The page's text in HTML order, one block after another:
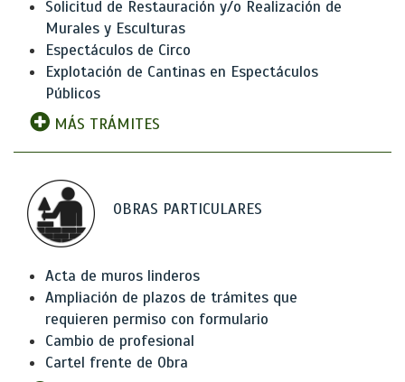
Solicitud de Restauración y/o Realización de
Murales y Esculturas
Espectáculos de Circo
Explotación de Cantinas en Espectáculos
Públicos
MÁS TRÁMITES
OBRAS PARTICULARES
Acta de muros linderos
Ampliación de plazos de trámites que
requieren permiso con formulario
Cambio de profesional
Cartel frente de Obra